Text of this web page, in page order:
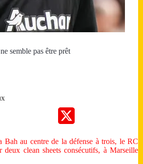
semble pas être prêt
Bah au centre de la défense à trois, le RC
deux clean sheets consécutifs, à Marseille